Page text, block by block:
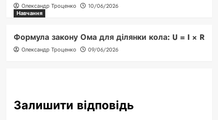
Олександр Троценко
10/06/2026
Навчання
Формула закону Ома для ділянки кола: U = I × R
Олександр Троценко 09/06/2026
Залишити відповідь